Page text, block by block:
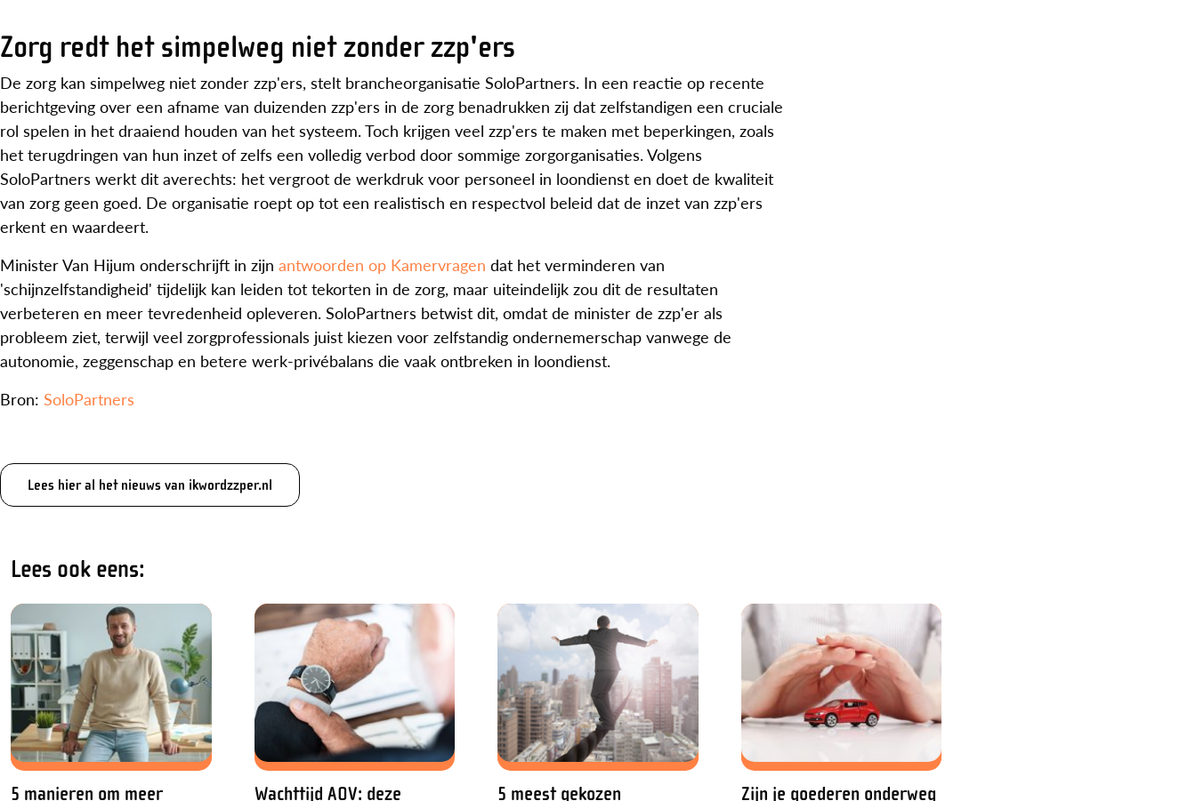
Zorg redt het simpelweg niet zonder zzp'ers
De zorg kan simpelweg niet zonder zzp'ers, stelt brancheorganisatie SoloPartners. In een reactie op recente
berichtgeving over een afname van duizenden zzp'ers in de zorg benadrukken zij dat zelfstandigen een cruciale
rol spelen in het draaiend houden van het systeem. Toch krijgen veel zzp'ers te maken met beperkingen, zoals
het terugdringen van hun inzet of zelfs een volledig verbod door sommige zorgorganisaties. Volgens
SoloPartners werkt dit averechts: het vergroot de werkdruk voor personeel in loondienst en doet de kwaliteit
van zorg geen goed. De organisatie roept op tot een realistisch en respectvol beleid dat de inzet van zzp'ers
erkent en waardeert.
Minister Van Hijum onderschrijft in zijn antwoorden op Kamervragen dat het verminderen van
'schijnzelfstandigheid' tijdelijk kan leiden tot tekorten in de zorg, maar uiteindelijk zou dit de resultaten
verbeteren en meer tevredenheid opleveren. SoloPartners betwist dit, omdat de minister de zzp'er als
probleem ziet, terwijl veel zorgprofessionals juist kiezen voor zelfstandig ondernemerschap vanwege de
autonomie, zeggenschap en betere werk-privébalans die vaak ontbreken in loondienst.
Bron: SoloPartners
Lees hier al het nieuws van ikwordzzper.nl
Lees ook eens:
5 manieren om meer Wachttijd AOV: deze 5 meest gekozen Zijn je goederen onderweg